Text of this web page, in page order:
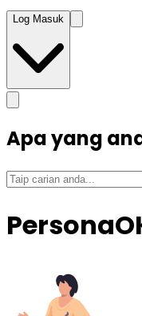
Log Masuk
Apa yang
Persona